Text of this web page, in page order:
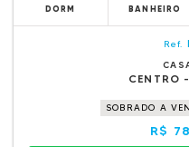
DORM BANHEIRO
Ref.
CENTRO
SOBRADO A
R$